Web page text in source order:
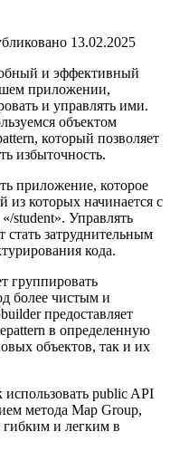
13.02.2025
и эффективный
приложении,
и управлять ими.
объектом
который позволяет
избыточность.
приложение, которое
которых начинается с
student». Управлять
стать затруднительным
кода.
группировать
более чистым и
предоставляет
в определенную
объектов, так и их
public API
метода Map Group,
и легким в